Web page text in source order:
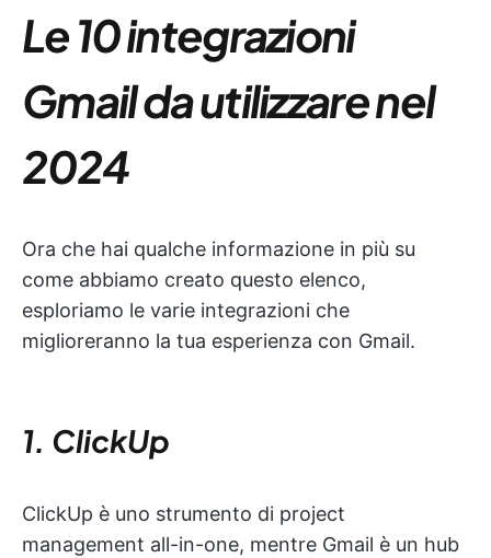
Le 10 integrazioni
Gmail da utilizzare nel
2024
Ora che hai qualche informazione in più su
come abbiamo creato questo elenco,
esploriamo le varie integrazioni che
miglioreranno la tua esperienza con Gmail.
1. ClickUp
ClickUp è uno strumento di project
management all-in-one, mentre Gmail è un hub